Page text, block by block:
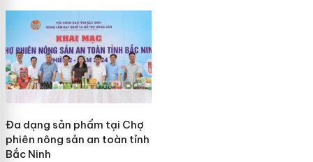
Đa dạng sản phẩm tại Chợ
phiên nông sản an toàn tỉnh
Bắc Ninh